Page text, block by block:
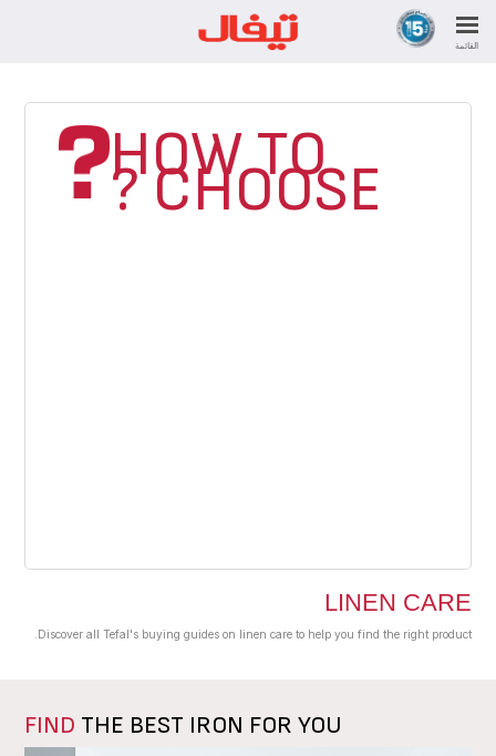
القائمة
HOW TO
CHOOSE ?
LINEN CARE
Discover all Tefal's buying guides on linen care to help you find the right product.
FIND THE BEST IRON FOR YOU